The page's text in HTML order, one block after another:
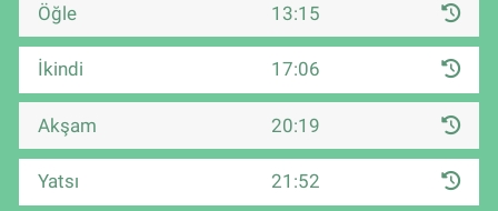
Öğle 13:15
İkindi 17:06
Akşam 20:19
Yatsı 21:52